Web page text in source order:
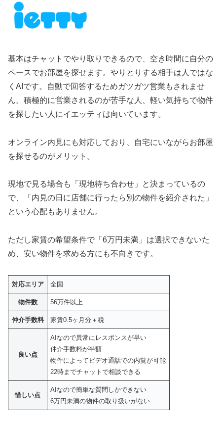
基本はチャットでやり取りできるので、空き時間に自分の
ペースでお部屋を探せます。やりとりする相手は人ではな
くAIです。自動で回答するためガツガツ営業もされませ
ん。積極的に営業されるのが苦手な人、軽い気持ちで物件
を探したい人にイエッティは向いています。
オンライン内見にも対応しており、自宅にいながらお部屋
を探せるのがメリット。
現地で見る場合も「現地待ち合わせ」と決まっているの
で、「内見の日に店舗に行ったら別の物件を紹介された」
という心配もありません。
ただし家賃の希望条件で「6万円未満」は選択できないた
め、安い物件を求める方にも不向きです。
対応エリア 全国
物件数 56万件以上
仲介手数料 家賃0.5ヶ月分＋税
良い点
AIなので異常にレスポンスが早い
仲介手数料が半額
物件によってビデオ通話での内覧が可能
22時までチャットで相談できる
惜しい点
AIなので簡単な質問しかできない
6万円未満の物件の取り扱いがない